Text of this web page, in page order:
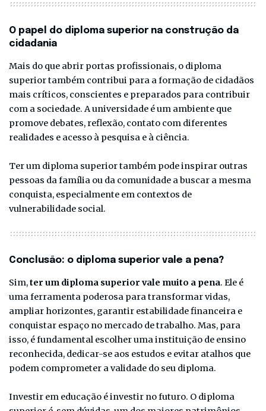
O papel do diploma superior na construção da
cidadania
Mais do que abrir portas profissionais, o diploma
superior também contribui para a formação de cidadãos
mais críticos, conscientes e preparados para contribuir
com a sociedade. A universidade é um ambiente que
promove debates, reflexão, contato com diferentes
realidades e acesso à pesquisa e à ciência.
Ter um diploma superior também pode inspirar outras
pessoas da família ou da comunidade a buscar a mesma
conquista, especialmente em contextos de
vulnerabilidade social.
Conclusão: o diploma superior vale a pena?
Sim,ter um diploma superior vale muito a pena. Ele é
uma ferramenta poderosa para transformar vidas,
ampliar horizontes, garantir estabilidade financeira e
conquistar espaço no mercado de trabalho. Mas, para
isso, é fundamental escolher uma instituição de ensino
reconhecida, dedicar-se aos estudos e evitar atalhos que
podem comprometer a validade do seu diploma.
Investir em educação é investir no futuro. O diploma